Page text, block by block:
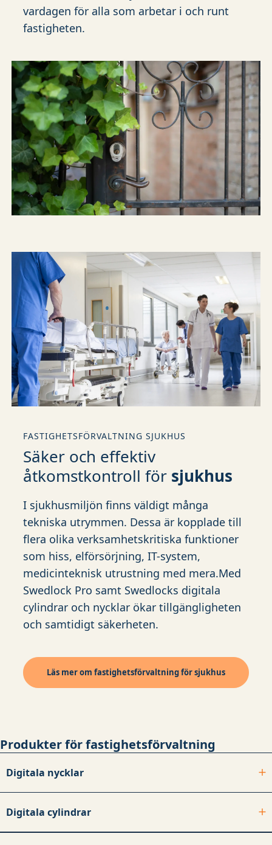
vardagen för alla som arbetar i och runt
fastigheten.
FASTIGHETSFÖRVALTNING SJUKHUS
Säker och effektiv
åtkomstkontroll för sjukhus
I sjukhusmiljön finns väldigt många
tekniska utrymmen. Dessa är kopplade till
flera olika verksamhetskritiska funktioner
som hiss, elförsörjning, IT-system,
medicinteknisk utrustning med mera.Med
Swedlock Pro samt Swedlocks digitala
cylindrar och nycklar ökar tillgängligheten
och samtidigt säkerheten.
Läs mer om fastighetsförvaltning för sjukhus
Produkter för fastighetsförvaltning
Digitala nycklar
Digitala cylindrar